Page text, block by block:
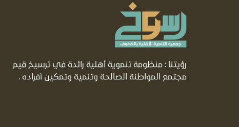
رؤيتنا : منظومة تنموية أهلية رائدة في ترسيخ قيم
مجتمع المواطنة الصالحة وتنمية وتمكين أفراده .